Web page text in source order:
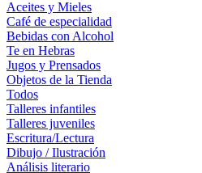
Aceites y Mieles
Café de especialidad
Bebidas con Alcohol
Te en Hebras
Jugos y Prensados
Objetos de la Tienda
Todos
Talleres infantiles
Talleres juveniles
Escritura/Lectura
Dibujo / Ilustración
Análisis literario